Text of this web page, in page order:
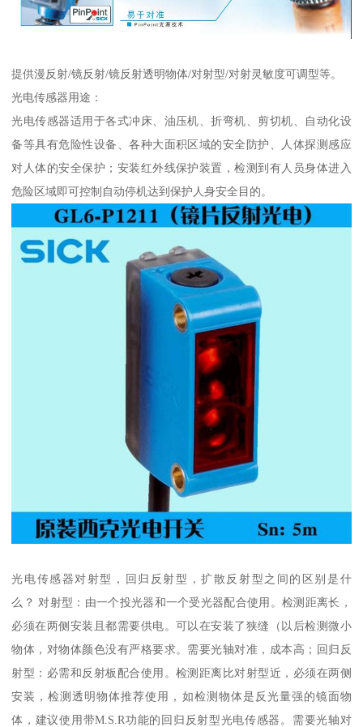
提供漫反射/镜反射/镜反射透明物体/对射型/对射灵敏度可调型等。
光电传感器用途：
光电传感器适用于各式冲床、油压机、折弯机、剪切机、自动化设
备等具有危险性设备、各种大面积区域的安全防护、人体探测感应
对人体的安全保护；安装红外线保护装置，检测到有人员身体进入
危险区域即可控制自动停机达到保护人身安全目的。
光电传感器对射型，回归反射型，扩散反射型之间的区别是什
么？ 对射型：由一个投光器和一个受光器配合使用。检测距离长，
必须在两侧安装且都需要供电。可以在安装了狭缝（以后检测微小
物体，对物体颜色没有严格要求。需要光轴对准，成本高；回归反
射型：必需和反射板配合使用。检测距离比对射型近，必须在两侧
安装，检测透明物体推荐使用，如检测物体是反光量强的镜面物
体，建议使用带M.S.R功能的回归反射型光电传感器。需要光轴对